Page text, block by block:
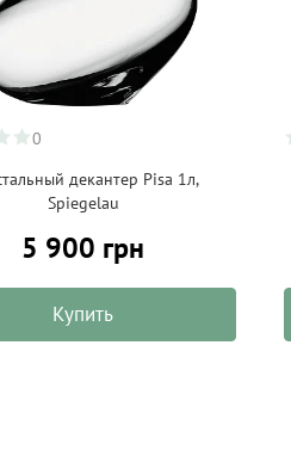
0
декантер Pisa 1л,
Spiegelau
5 900 грн
Купить